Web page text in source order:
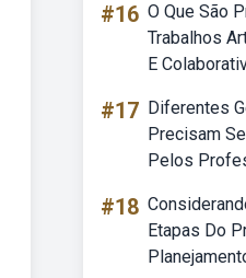
#16 O Que São
Trabalhos
E
#17 Diferentes
Precisam
Pelos
#18
Etapas Do